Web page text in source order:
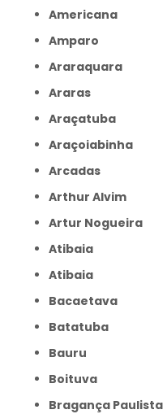
Americana
Amparo
Araraquara
Araras
Araçatuba
Araçoiabinha
Arcadas
Arthur Alvim
Artur Nogueira
Atibaia
Atibaia
Bacaetava
Batatuba
Bauru
Boituva
Bragança Paulista